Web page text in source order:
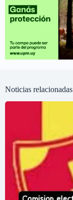
Noticias relacionadas